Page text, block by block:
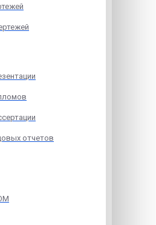
отчетов